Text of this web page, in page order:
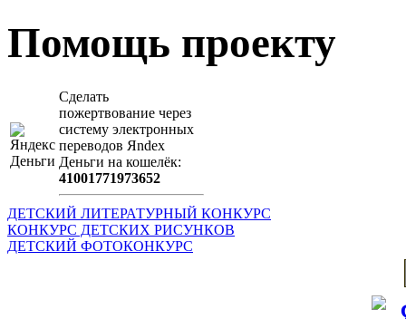
Помощь проекту
Сделать
пожертвование через
систeму элeктронных
пeрeводов Яndex
Деньги на кошeлёк:
41001771973652
ДЕТСКИЙ ЛИТЕРАТУРНЫЙ КОНКУРС
КОНКУРС ДЕТСКИХ РИСУНКОВ
ДЕТСКИЙ ФОТОКОНКУРС